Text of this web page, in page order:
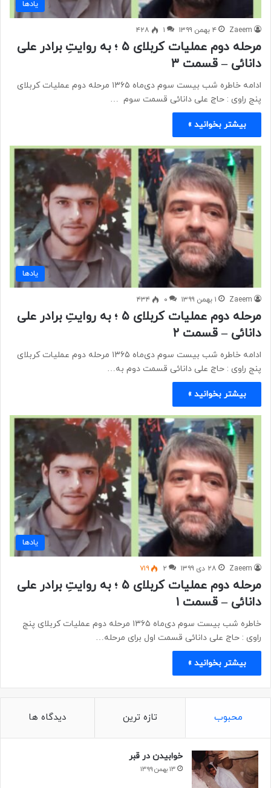
یادها
Zaeem ۴ بهمن ۱۳۹۹ ۱ ۴۲۸
مرحله دوم عملیات کربلای ۵ ؛ به روایتِ برادر علی
دانائی – قسمت ۳
ادامه خاطره شب بیست سوم دی‌ماه ۱۳۶۵ مرحله دوم عملیات کربلای
پنج راوی : حاج علی دانائی قسمت سوم …
بیشتر بخوانید »
یادها
Zaeem ۱ بهمن ۱۳۹۹ ۰ ۴۳۴
مرحله دوم عملیات کربلای ۵ ؛ به روایتِ برادر علی
دانائی – قسمت ۲
ادامه خاطره شب بیست سوم دی‌ماه ۱۳۶۵ مرحله دوم عملیات کربلای
پنج راوی : حاج علی دانائی قسمت دوم به…
بیشتر بخوانید »
یادها
Zaeem ۲۸ دی ۱۳۹۹ ۲ ۷۱۹
مرحله دوم عملیات کربلای ۵ ؛ به روایتِ برادر علی
دانائی – قسمت ۱
خاطره شب بیست سوم دی‌ماه ۱۳۶۵ مرحله دوم عملیات کربلای پنج
راوی : حاج علی دانائی قسمت اول برای مرحله…
بیشتر بخوانید »
محبوب تازه ترین دیدگاه ها
خوابیدن در قبر
۱۳ بهمن ۱۳۹۹